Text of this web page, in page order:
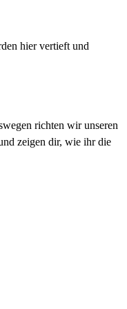
hier vertieft und
richten wir unseren
zeigen dir, wie ihr die